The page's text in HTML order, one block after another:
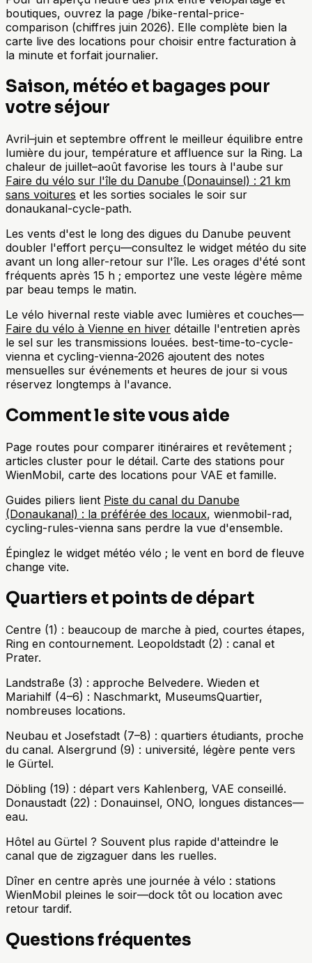
boutiques, ouvrez la page /bike-rental-price-
comparison (chiffres juin 2026). Elle complète bien la
carte live des locations pour choisir entre facturation à
la minute et forfait journalier.
Saison, météo et bagages pour
votre séjour
Avril–juin et septembre offrent le meilleur équilibre entre
lumière du jour, température et affluence sur la Ring. La
chaleur de juillet–août favorise les tours à l'aube sur
Faire du vélo sur l'île du Danube (Donauinsel) : 21 km
sans voitures et les sorties sociales le soir sur
donaukanal-cycle-path.
Les vents d'est le long des digues du Danube peuvent
doubler l'effort perçu—consultez le widget météo du site
avant un long aller-retour sur l'île. Les orages d'été sont
fréquents après 15 h ; emportez une veste légère même
par beau temps le matin.
Le vélo hivernal reste viable avec lumières et couches—
Faire du vélo à Vienne en hiver détaille l'entretien après
le sel sur les transmissions louées. best-time-to-cycle-
vienna et cycling-vienna-2026 ajoutent des notes
mensuelles sur événements et heures de jour si vous
réservez longtemps à l'avance.
Comment le site vous aide
Page routes pour comparer itinéraires et revêtement ;
articles cluster pour le détail. Carte des stations pour
WienMobil, carte des locations pour VAE et famille.
Guides piliers lient Piste du canal du Danube
(Donaukanal) : la préférée des locaux, wienmobil-rad,
cycling-rules-vienna sans perdre la vue d'ensemble.
Épinglez le widget météo vélo ; le vent en bord de fleuve
change vite.
Quartiers et points de départ
Centre (1) : beaucoup de marche à pied, courtes étapes,
Ring en contournement. Leopoldstadt (2) : canal et
Prater.
Landstraße (3) : approche Belvedere. Wieden et
Mariahilf (4–6) : Naschmarkt, MuseumsQuartier,
nombreuses locations.
Neubau et Josefstadt (7–8) : quartiers étudiants, proche
du canal. Alsergrund (9) : université, légère pente vers
le Gürtel.
Döbling (19) : départ vers Kahlenberg, VAE conseillé.
Donaustadt (22) : Donauinsel, ONO, longues distances—
eau.
Hôtel au Gürtel ? Souvent plus rapide d'atteindre le
canal que de zigzaguer dans les ruelles.
Dîner en centre après une journée à vélo : stations
WienMobil pleines le soir—dock tôt ou location avec
retour tardif.
Questions fréquentes